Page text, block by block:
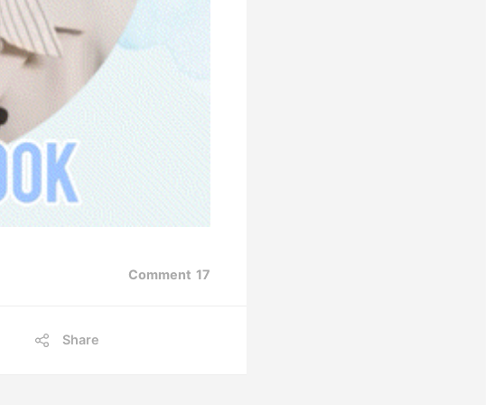
Comment 17
Share